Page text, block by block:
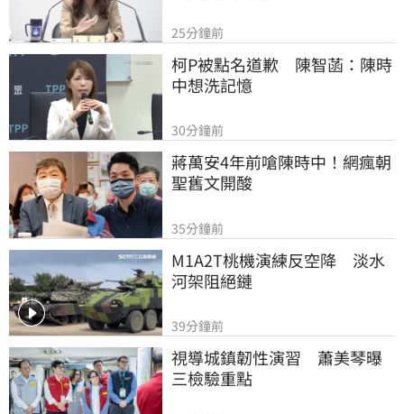
25分鐘前
柯P被點名道歉　陳智菡：陳時
中想洗記憶
30分鐘前
蔣萬安4年前嗆陳時中！網瘋朝
聖舊文開酸
35分鐘前
M1A2T桃機演練反空降　淡水
河架阻絕鏈
39分鐘前
視導城鎮韌性演習　蕭美琴曝
三檢驗重點